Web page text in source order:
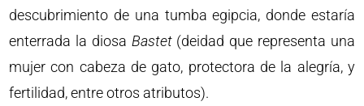
descubrimiento de una tumba egipcia, donde estaría
enterrada la diosa Bastet(deidad que representa una
mujer con cabeza de gato, protectora de la alegría, y
fertilidad, entre otros atributos).